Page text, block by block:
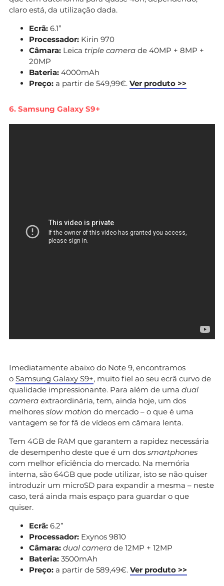
claro está, da utilização dada.
Ecrã: 6.1”
Processador: Kirin 970
Câmara: Leica triple camera de 40MP + 8MP +
20MP
Bateria: 4000mAh
Preço: a partir de 549,99€. Ver produto >>
6. Samsung Galaxy S9+
Imediatamente abaixo do Note 9, encontramos
o Samsung Galaxy S9+, muito fiel ao seu ecrã curvo de
qualidade impressionante. Para além de uma dual
camera extraordinária, tem, ainda hoje, um dos
melhores slow motion do mercado – o que é uma
vantagem se for fã de vídeos em câmara lenta.
Tem 4GB de RAM que garantem a rapidez necessária
de desempenho deste que é um dos smartphones
com melhor eficiência do mercado. Na memória
interna, são 64GB que pode utilizar, isto se não quiser
introduzir um microSD para expandir a mesma – neste
caso, terá ainda mais espaço para guardar o que
quiser.
Ecrã: 6.2”
Processador: Exynos 9810
Câmara: dual camera de 12MP + 12MP
Bateria: 3500mAh
Preço: a partir de 589,49€. Ver produto >>